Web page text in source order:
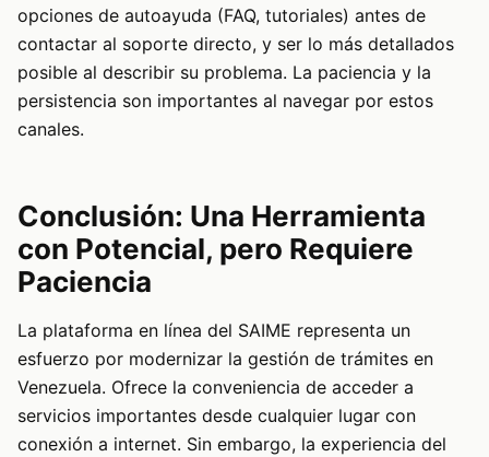
opciones de autoayuda (FAQ, tutoriales) antes de
contactar al soporte directo, y ser lo más detallados
posible al describir su problema. La paciencia y la
persistencia son importantes al navegar por estos
canales.
Conclusión: Una Herramienta
con Potencial, pero Requiere
Paciencia
La plataforma en línea del SAIME representa un
esfuerzo por modernizar la gestión de trámites en
Venezuela. Ofrece la conveniencia de acceder a
servicios importantes desde cualquier lugar con
conexión a internet. Sin embargo, la experiencia del